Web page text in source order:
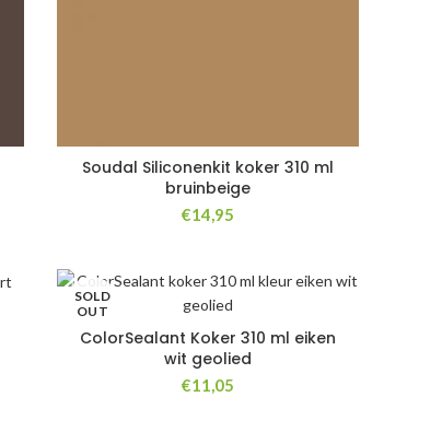
Soudal Siliconenkit koker 310 ml
bruinbeige
€14,95
SOLD
OUT
ColorSealant Koker 310 ml eiken
wit geolied
€11,05